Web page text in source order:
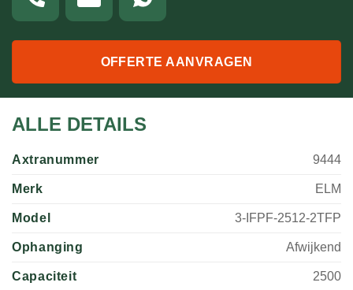
OFFERTE AANVRAGEN
ALLE DETAILS
Axtranummer 9444
Merk ELM
Model 3-IFPF-2512-2TFP
Ophanging Afwijkend
Capaciteit 2500